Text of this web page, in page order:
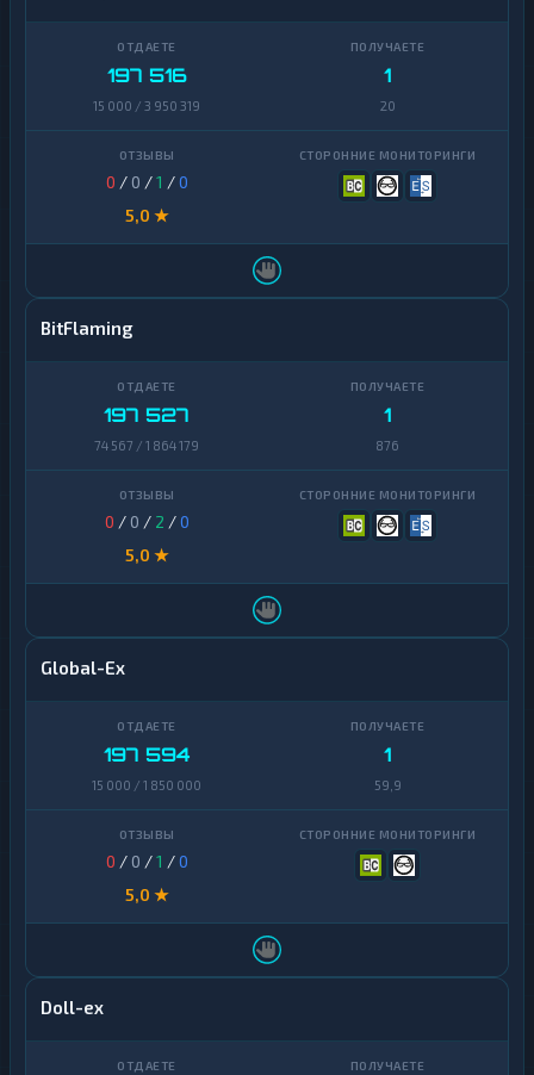
197 516
15 000 / 3 950 319
1
20
0 / 0 /1 /0
5,0 ★
BitFlaming
197 527
74 567 / 1 864 179
1
876
0 / 0 / 2 /0
5,0 ★
Global-Ex
197 594
15 000 / 1 850 000
1
59,9
0 / 0 /1 /0
5,0 ★
Doll-ex